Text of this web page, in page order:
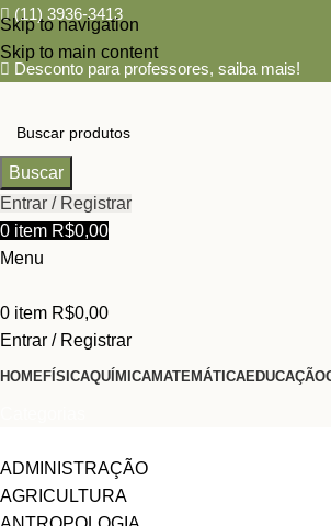
Skip to navigation
Skip to main content
(11) 3936-3413
Desconto para professores, saiba mais!
Buscar
Entrar / Registrar
0 item R$0,00
Menu
0 item R$0,00
Entrar / Registrar
HOMEFÍSICAQUÍMICAMATEMÁTICAEDUCAÇÃO
ADMINISTRAÇÃO
AGRICULTURA